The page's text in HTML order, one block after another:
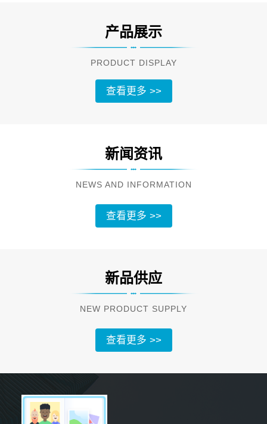
产品展示
PRODUCT DISPLAY
查看更多 >>
新闻资讯
NEWS AND INFORMATION
查看更多 >>
新品供应
NEW PRODUCT SUPPLY
查看更多 >>